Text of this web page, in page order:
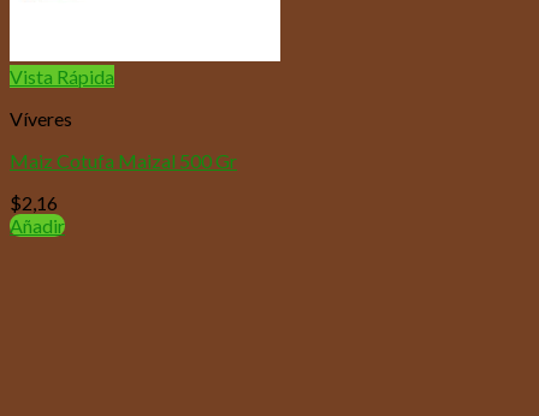
Vista Rápida
Víveres
Maiz Cotufa Maizal 500 Gr
$2,16
Añadir